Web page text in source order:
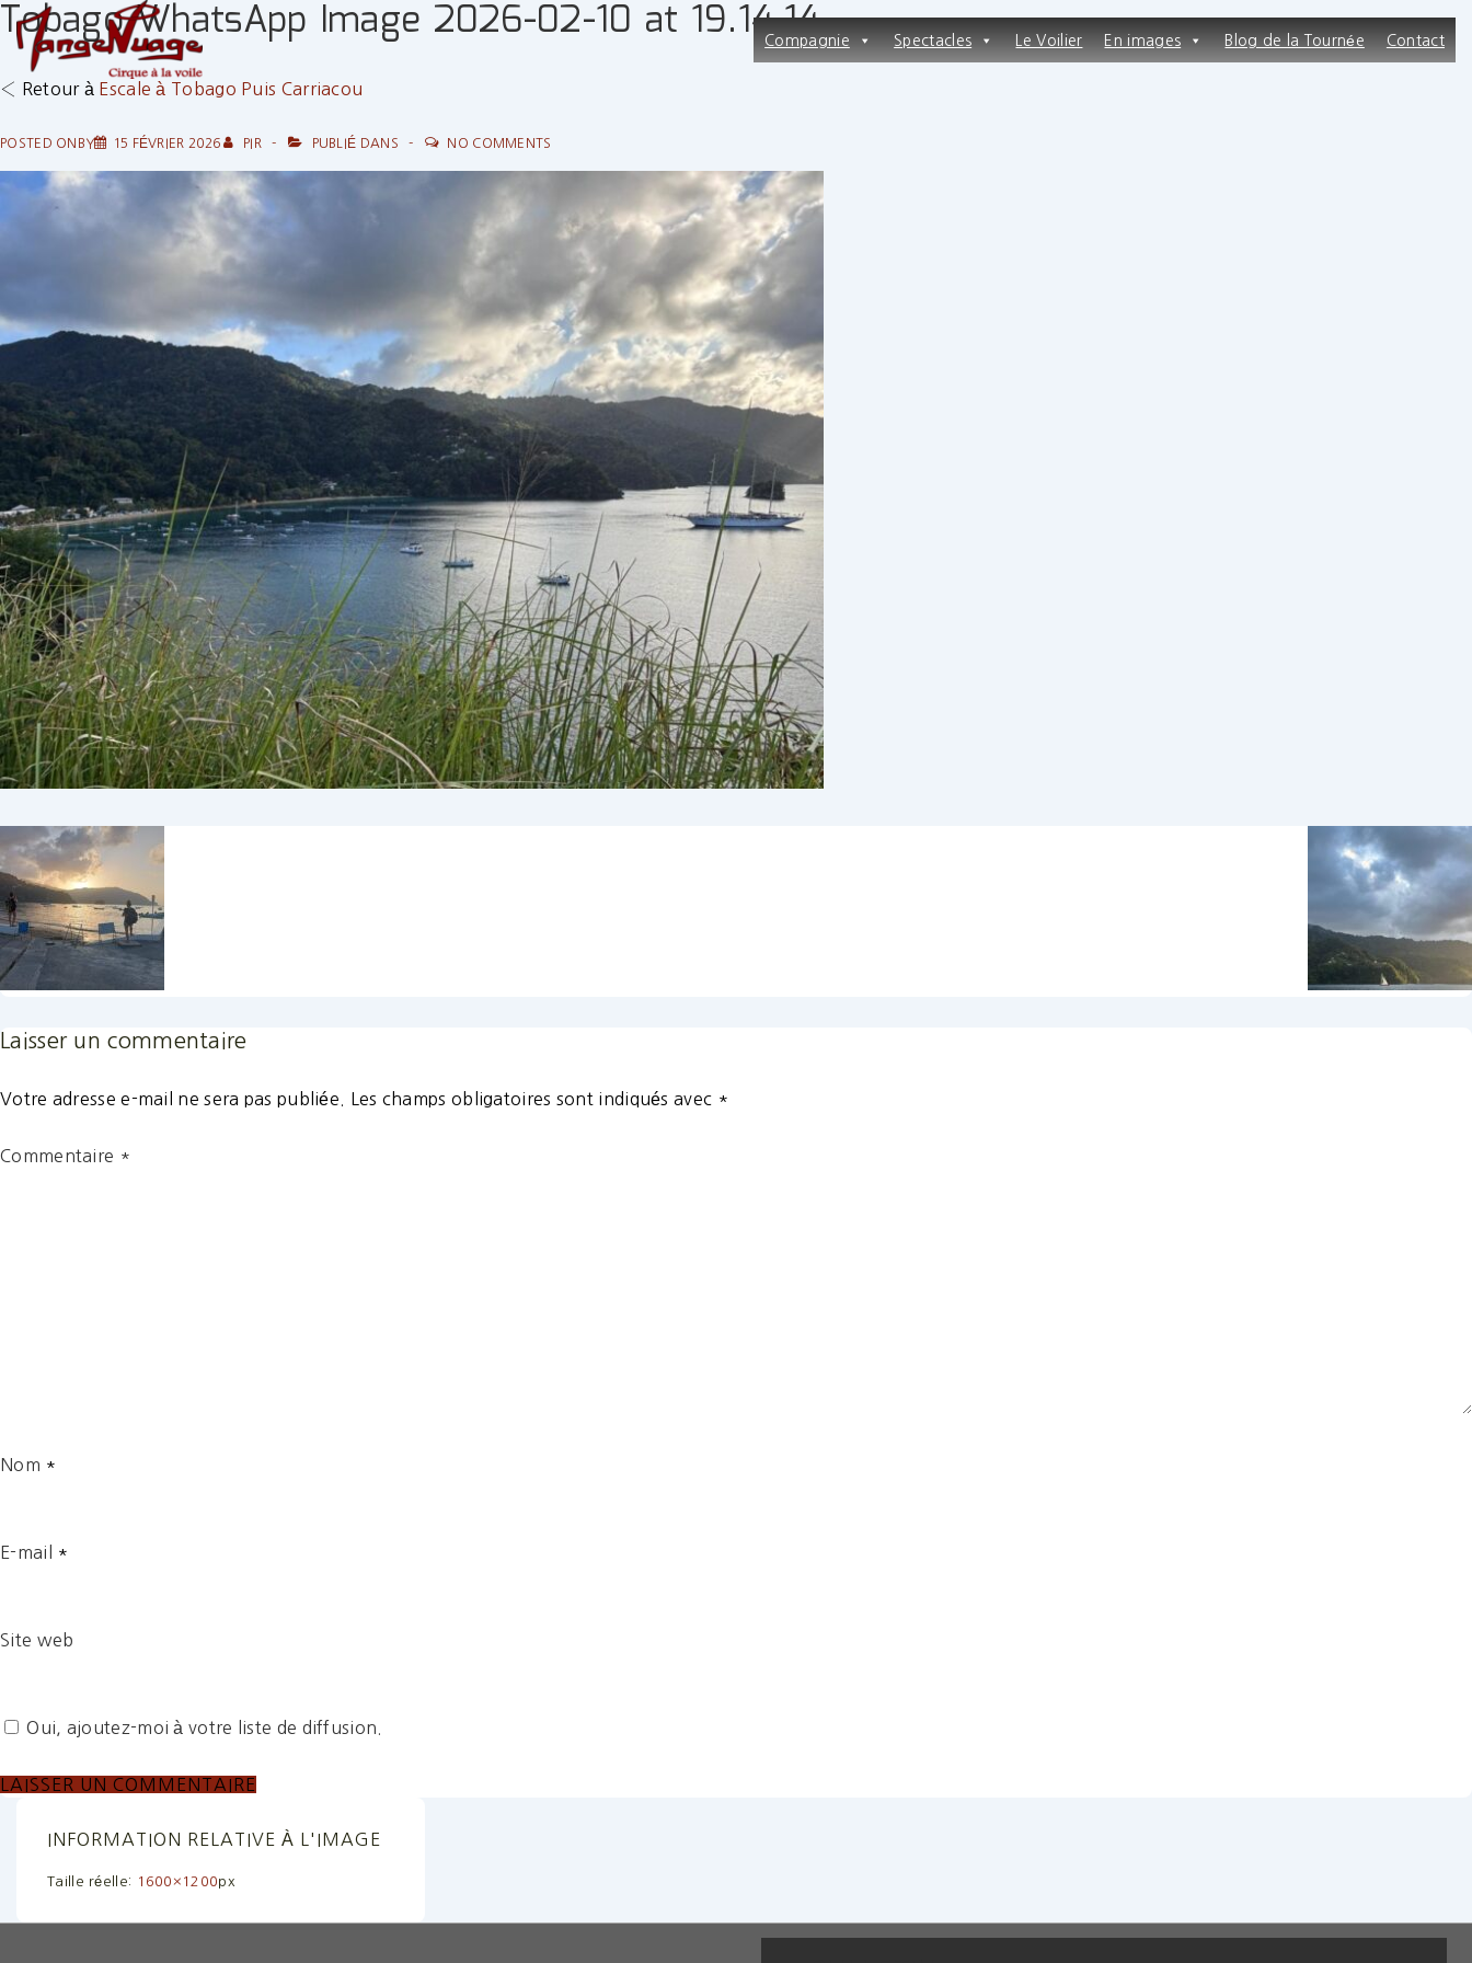
↓
passer
contenu
Main
Compagnie Spectacles Le Voilier En images Blog de la Tournée Contact
Tobago WhatsApp Image 2026-02-10 at 19.14.14
‹ Retour à Escale à Tobago Puis Carriacou
POSTED ONBY 15 FÉVRIER 2026 PIR PUBLIÉ DANS NO COMMENTS
Laisser un commentaire
Votre adresse e-mail ne sera pas publiée. Les champs obligatoires sont indiqués avec *
Commentaire *
Nom *
E-mail *
Site web
Oui, ajoutez-moi à votre liste de diffusion.
INFORMATION RELATIVE À L'IMAGE
Taille réelle: 1600×1200px